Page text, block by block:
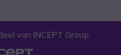
van INCEPT Group